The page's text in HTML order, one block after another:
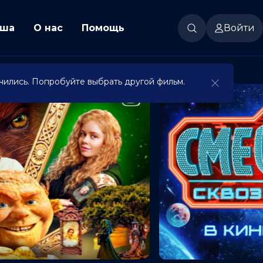
О нас Помощь Войти
Попробуйте выбрать другой фильм.